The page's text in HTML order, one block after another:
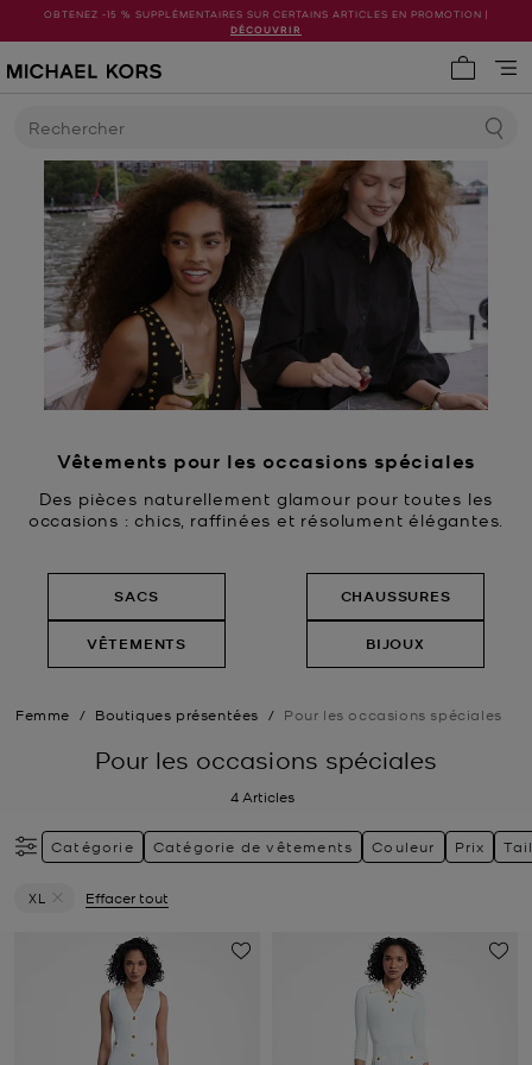
OBTENEZ -15 % SUPPLÉMENTAIRES SUR CERTAINS ARTICLES EN PROMOTION |
DÉCOUVRIR
Rechercher
Vêtements pour les occasions spéciales
Des pièces naturellement glamour pour toutes les
occasions : chics, raffinées et résolument élégantes.
SACS CHAUSSURES
VÊTEMENTS BIJOUX
Femme / Boutiques présentées / Pour les occasions spéciales
Pour les occasions spéciales
4 Articles
Catégorie Catégorie de vêtements Couleur Prix
XL
Effacer tout